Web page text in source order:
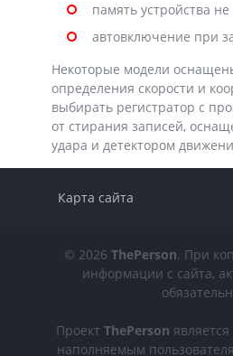
память устройства
автовключение при
Некоторые модели
определения скорости и
выбирать регистратор с
от стирания записей,
удара и детектором
Карта сайта
© 2026 ThePerson. При
информации с сайта,
Проект ThePerson
наполняемым